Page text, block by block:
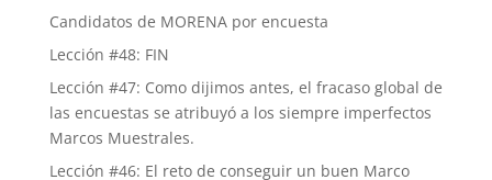
Candidatos de MORENA por encuesta
Lección #48: FIN
Lección #47: Como dijimos antes, el fracaso global de
las encuestas se atribuyó a los siempre imperfectos
Marcos Muestrales.
Lección #46: El reto de conseguir un buen Marco